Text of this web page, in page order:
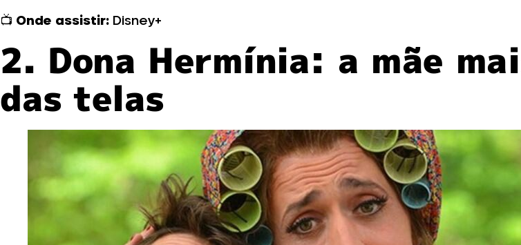
📺 Onde assistir: Disney+
2. Dona Hermínia: a mãe
das telas